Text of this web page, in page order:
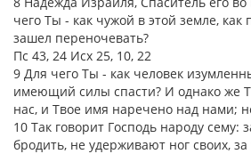
чего Ты - как чужой в этой земле,
зашел переночевать?
Пс 43, 24 Исх 25, 10, 22
9 Для чего Ты - как человек
имеющий силы спасти? И однако же
нас, и Твое имя наречено над нами;
10 Так говорит Господь народу сему:
бродить, не удерживают ног своих, за